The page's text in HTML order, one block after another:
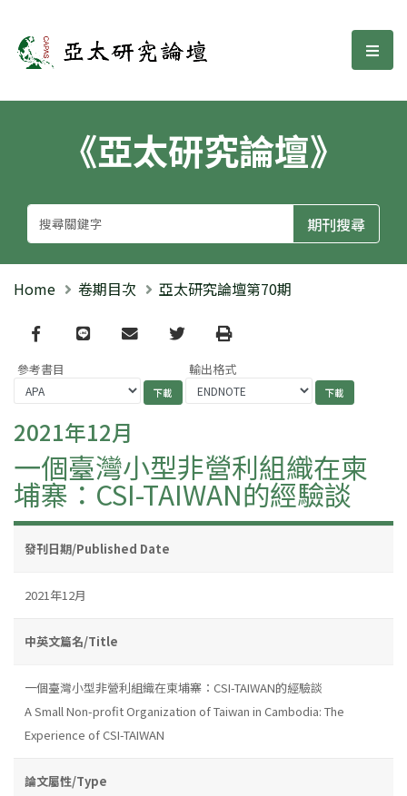
亞太研究論壇 選
《亞太研究論壇》
Home 卷期目次 亞太研究論壇第70期
Facebook
line email TwitterPrint
參考書目 輸出格式
2021年12月
一個臺灣小型非營利組織在柬
埔寨：CSI-TAIWAN的經驗談
發刊日期/Published Date
2021年12月
中英文篇名/Title
一個臺灣小型非營利組織在柬埔寨：CSI-TAIWAN的經驗談
A Small Non-profit Organization of Taiwan in Cambodia: The
Experience of CSI-TAIWAN
論文屬性/Type